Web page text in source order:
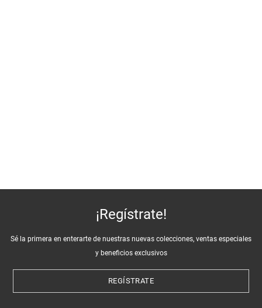
¡Regístrate!
Sé la primera en enterarte de nuestras nuevas colecciones, ventas especiales
y beneficios exclusivos
REGÍSTRATE